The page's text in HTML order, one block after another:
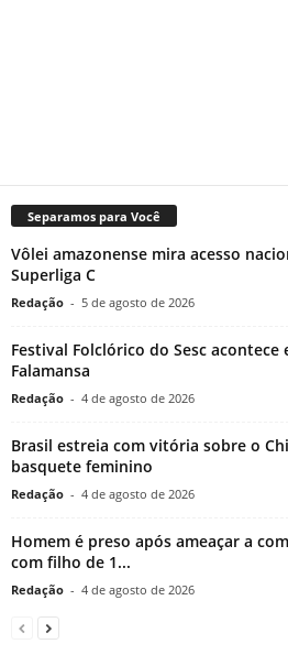
Separamos para Você
Vôlei amazonense mira acesso
Superliga C
Redação - 5 de agosto de 2026
Festival Folclórico do Sesc
Falamansa
Redação - 4 de agosto de 2026
Brasil estreia com vitória sobre o
basquete feminino
Redação - 4 de agosto de 2026
Homem é preso após ameaçar a
com filho de 1...
Redação - 4 de agosto de 2026